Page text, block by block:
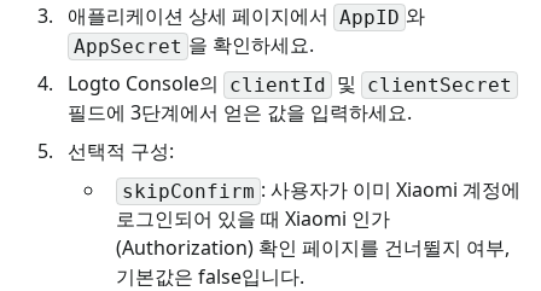
애플리케이션 상세 페이지에서 AppID 와
AppSecret 을 확인하세요.
Logto Console의
clientId 및 clientSecret
필드에 3단계에서 얻은 값을 입력하세요.
선택적 구성:
skipConfirm : 사용자가 이미 Xiaomi 계정에
로그인되어 있을 때 Xiaomi 인가
(Authorization) 확인 페이지를 건너뛸지 여부,
기본값은 false입니다.